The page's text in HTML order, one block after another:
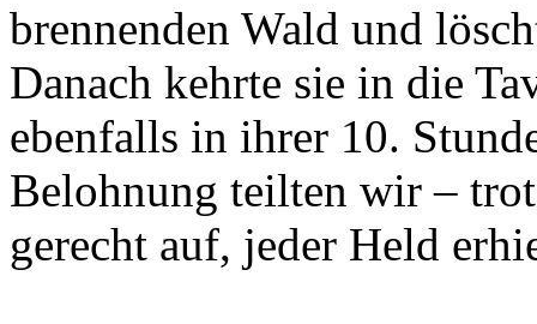
brennenden Wald und
Danach kehrte sie in die
ebenfalls in ihrer 10.
Belohnung teilten wir –
gerecht auf, jeder Held